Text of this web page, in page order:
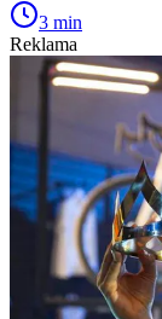
3 min
Reklama